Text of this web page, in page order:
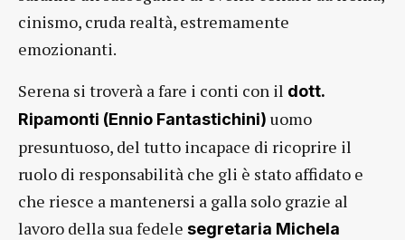
cinismo, cruda realtà, estremamente
emozionanti.
Serena si troverà a fare i conti con il dott.
Ripamonti (Ennio Fantastichini) uomo
presuntuoso, del tutto incapace di ricoprire il
ruolo di responsabilità che gli è stato affidato e
che riesce a mantenersi a galla solo grazie al
lavoro della sua fedele segretaria Michela